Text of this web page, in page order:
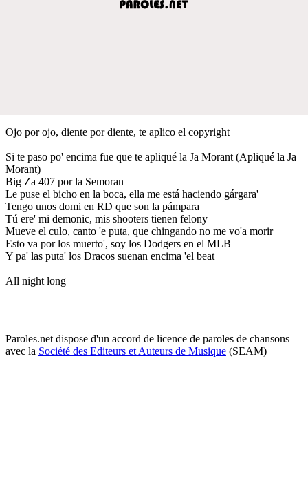
Ojo por ojo, diente por diente, te aplico el copyright
Si te paso po' encima fue que te apliqué la Ja Morant (Apliqué la Ja
Morant)
Big Za 407 por la Semoran
Le puse el bicho en la boca, ella me está haciendo gárgara'
Tengo unos domi en RD que son la pámpara
Tú ere' mi demonic, mis shooters tienen felony
Mueve el culo, canto 'e puta, que chingando no me vo'a morir
Esto va por los muerto', soy los Dodgers en el MLB
Y pa' las puta' los Dracos suenan encima 'el beat
All night long
Paroles.net dispose d'un accord de licence de paroles de chansons
avec la Société des Editeurs et Auteurs de Musique (SEAM)